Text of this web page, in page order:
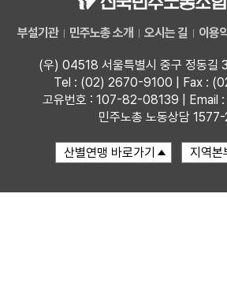
부설기관 민주노총 소개 오시는 길 이용
(우) 04518 서울특별시 중구 정동길
Tel : (02) 2670-9100 | Fax :
고유번호 : 107-82-08139 | Email
민주노총 노동상담